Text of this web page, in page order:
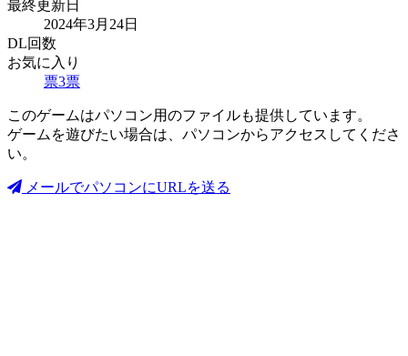
最終更新日
2024年3月24日
DL回数
お気に入り
票3票
このゲームはパソコン用のファイルも提供しています。
ゲームを遊びたい場合は、パソコンからアクセスしてくださ
い。
メールでパソコンにURLを送る